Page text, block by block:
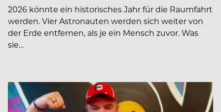
2026 könnte ein historisches Jahr für die Raumfahrt
werden. Vier Astronauten werden sich weiter von
der Erde entfernen, als je ein Mensch zuvor. Was
sie…